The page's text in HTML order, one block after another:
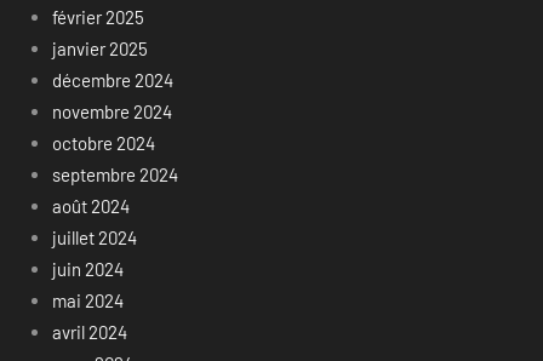
février 2025
janvier 2025
décembre 2024
novembre 2024
octobre 2024
septembre 2024
août 2024
juillet 2024
juin 2024
mai 2024
avril 2024